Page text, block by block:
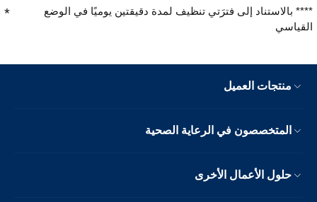
**** بالاستناد إلى فترَتي تنظيف لمدة دقيقتين يوميًا في الوضع
القياسي
منتجات العميل
المتخصصون في الرعاية الصحية
حلول الأعمال الأخرى